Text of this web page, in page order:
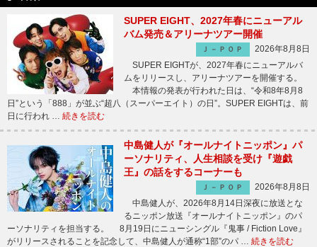
SUPER EIGHT、2027年春にニューアル
バム発売＆アリーナツアー開催
Ｊ－ＰＯＰ
2026年8月8日
SUPER EIGHTが、2027年春にニューアルバ
ムをリリースし、アリーナツアーを開催する。
本情報の発表が行われた日は、“令和8年8月8
日”という「888」が並ぶ“超八（スーパーエイト）の日”。SUPER EIGHTは、前
日に行われ … 続きを読む
中島健人が『オールナイトニッポン』パ
ーソナリティ、人生相談を受け『遊戯
王』の話をするコーナーも
Ｊ－ＰＯＰ
2026年8月8日
中島健人が、2026年8月14日深夜に放送とな
るニッポン放送『オールナイトニッポン』のパ
ーソナリティを担当する。 8月19日にニューシングル『鬼事 / Fiction Love』
がリリースされることを記念して、中島健人が通称“1部”のパ … 続きを読む